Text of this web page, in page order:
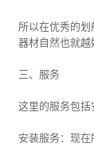
所以在优秀的
器材自然也就越
三、服务
这里的服务包括
安装服务：现